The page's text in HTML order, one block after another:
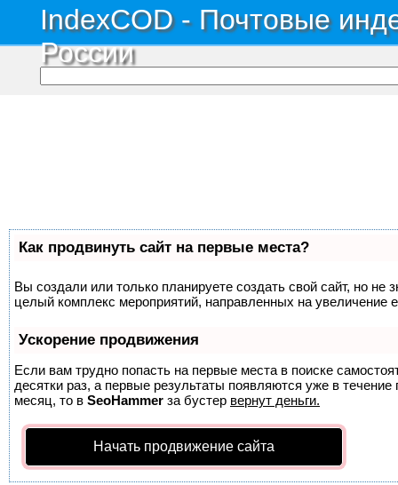
IndexCOD - Почтовые
России
Как продвинуть сайт на первые места?
Вы создали или только планируете создать свой сайт, но не
целый комплекс мероприятий, направленных на увеличение
Ускорение продвижения
Если вам трудно попасть на первые места в поиске
десятки раз, а первые результаты появляются уже в
месяц, то в SeoHammer за бустер вернут деньги.
Начать продвижение сайта